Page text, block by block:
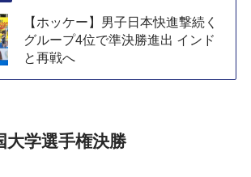
【ホッケー】男子日本快進撃続く
グループ4位で準決勝進出 インド
と再戦へ
大学選手権決勝